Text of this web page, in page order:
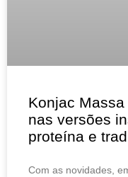
Konjac
nas versões
proteína e
Com as novidades,